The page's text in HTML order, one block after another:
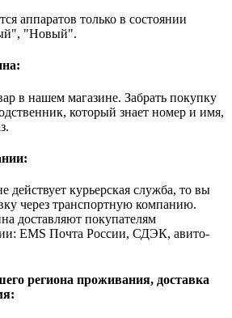
аппаратов только в состоянии
"Новый".
в нашем магазине. Забрать покупку
который знает номер и имя,
действует курьерская служба, то вы
через транспортную компанию.
доставляют покупателям
EMS Почта России, СДЭК, авито-
региона проживания, доставка